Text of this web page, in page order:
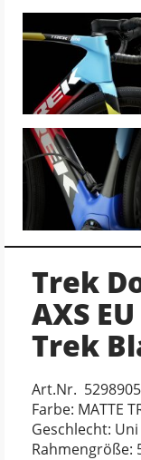
Trek
AXS
Trek
Art.Nr. 5298905
Farbe: MATTE
Geschlecht: Uni
Rahmengröße: